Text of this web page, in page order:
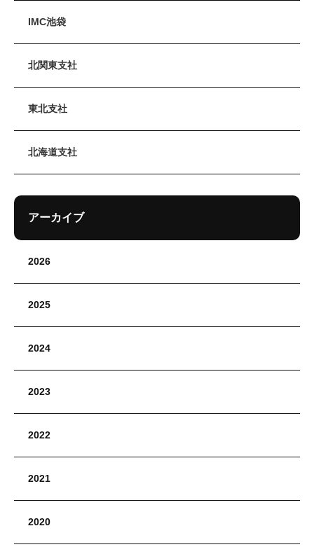
IMC池袋
北関東支社
東北支社
北海道支社
アーカイブ
2026
2025
2024
2023
2022
2021
2020